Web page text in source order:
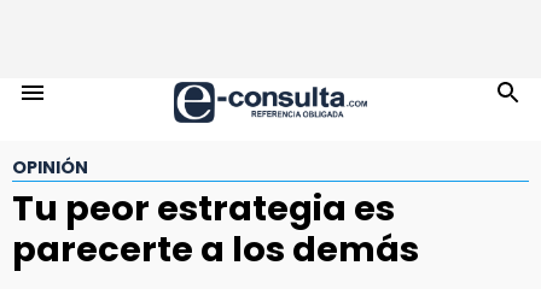
OPINIÓN
Tu peor estrategia es
parecerte a los demás